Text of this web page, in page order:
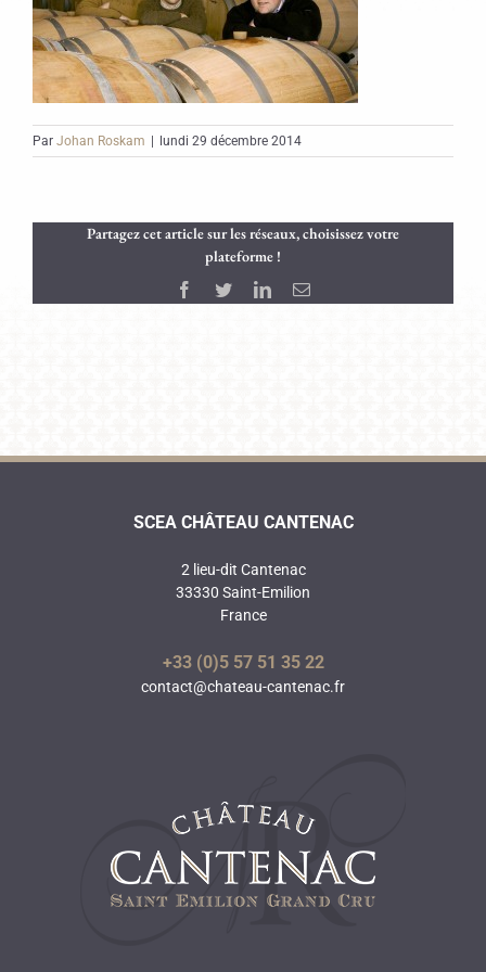
Par Johan Roskam lundi 29 décembre 2014
Partagez cet article sur les réseaux, choisissez votre
plateforme !
Facebook
TwitterLinkedInEmail
SCEA CHÂTEAU CANTENAC
2 lieu-dit Cantenac
33330 Saint-Emilion
France
+33 (0)5 57 51 35 22
contact@chateau-cantenac.fr